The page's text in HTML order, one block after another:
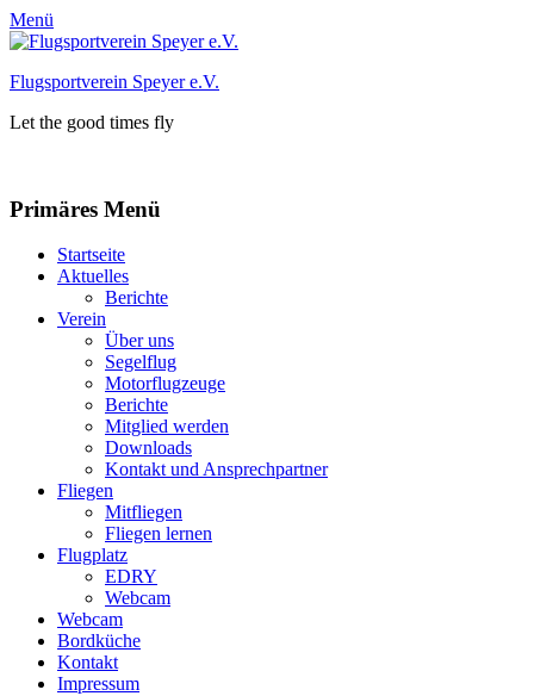
Menü
Flugsportverein Speyer e.V.
Let the good times fly
Primäres Menü
Zum
Inhalt
Startseite
Aktuelles
Berichte
Verein
Über uns
Segelflug
Motorflugzeuge
Berichte
Mitglied werden
Downloads
Kontakt und Ansprechpartner
Fliegen
Mitfliegen
Fliegen lernen
Flugplatz
EDRY
Webcam
Webcam
Bordküche
Kontakt
Impressum